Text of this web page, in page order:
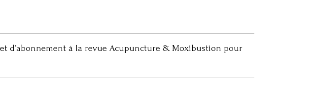
et d’abonnement à la revue Acupuncture & Moxibustion pour